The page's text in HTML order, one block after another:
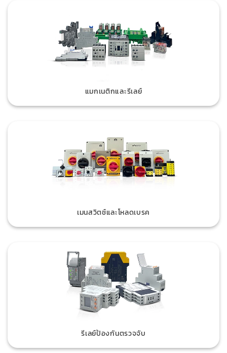
แมกเนติกและรีเลย์
เมนสวิตช์และโหลดเบรค
รีเลย์ป้องกันตรวจจับ